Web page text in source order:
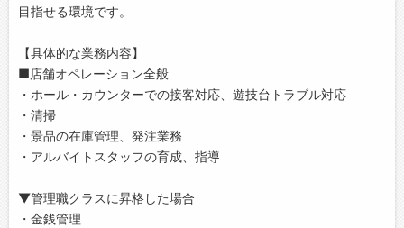
目指せる環境です。
【具体的な業務内容】
■店舗オペレーション全般
・ホール・カウンターでの接客対応、遊技台トラブル対応
・清掃
・景品の在庫管理、発注業務
・アルバイトスタッフの育成、指導
▼管理職クラスに昇格した場合
・金銭管理